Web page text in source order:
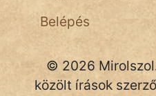
Belépés
© 2026
közölt írások